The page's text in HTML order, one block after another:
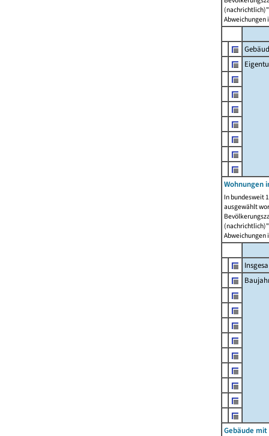
Abweichungen
Wohnungen
In bundesweit
ausgewählt
Abweichungen
Gebäude mit